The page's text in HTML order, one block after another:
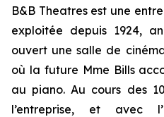
B&B Theatres est une
exploitée depuis 1924,
ouvert une salle de
où la future Mme Bills
au piano. Au cours des
l’entreprise, et avec